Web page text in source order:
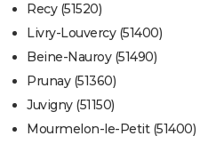
Recy (51520)
Livry-Louvercy (51400)
Beine-Nauroy (51490)
Prunay (51360)
Juvigny (51150)
Mourmelon-le-Petit (51400)